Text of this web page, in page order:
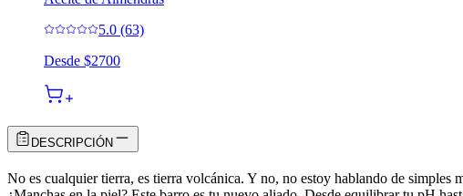
5.0 (63)
Desde $2700
DESCRIPCIÓN
No es cualquier tierra, es tierra volcánica. Y no, no estoy hablando de simples